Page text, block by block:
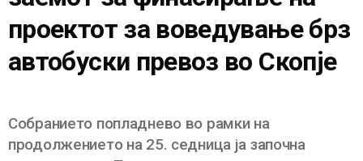
проектот за воведување брз
автобуски превоз во Скопје
Собранието попладнево во рамки на
продолжението на 25. седница ја започна